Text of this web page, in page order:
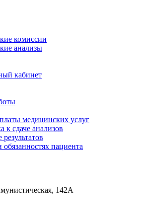
комиссии
анализы
кабинет
медицинских услуг
к сдаче анализов
пациента
142А